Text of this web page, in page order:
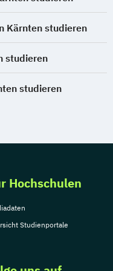
Kärnten studieren
studieren
studieren
Hochschulen
Studienportale